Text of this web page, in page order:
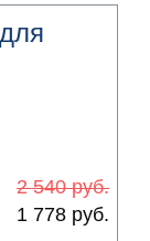
2 540 руб.
1 778 руб.